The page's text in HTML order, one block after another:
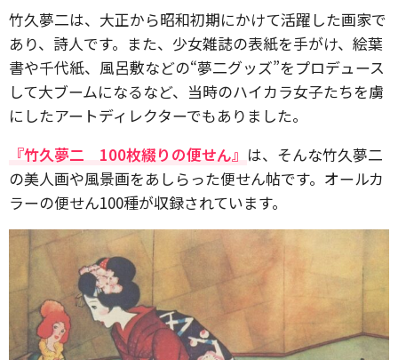
竹久夢二は、大正から昭和初期にかけて活躍した画家で
あり、詩人です。また、少女雑誌の表紙を手がけ、絵葉
書や千代紙、風呂敷などの“夢二グッズ”をプロデュース
して大ブームになるなど、当時のハイカラ女子たちを虜
にしたアートディレクターでもありました。
『竹久夢二 100枚綴りの便せん』 は、そんな竹久夢二
の美人画や風景画をあしらった便せん帖です。オールカ
ラーの便せん100種が収録されています。